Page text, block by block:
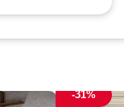
-31%